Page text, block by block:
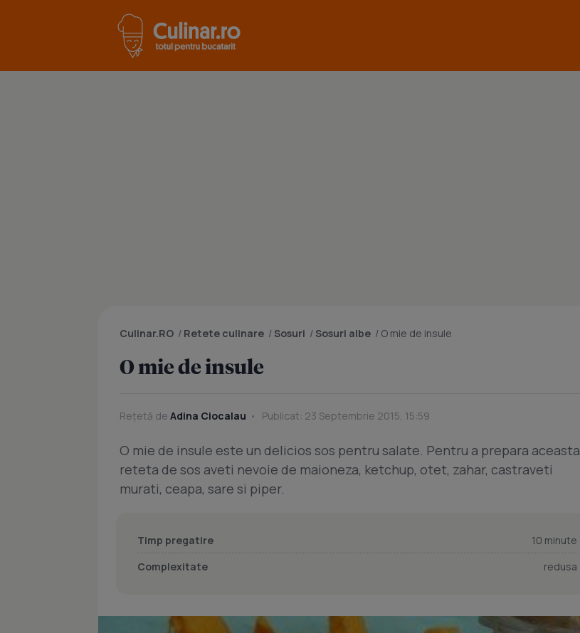
Culinar.RO / Retete culinare / Sosuri / Sosuri albe / O mie de insule
O mie de insule
Rețetă de Adina Ciocalau Publicat: 23 Septembrie 2015, 15:59
O mie de insule este un delicios sos pentru salate. Pentru a prepara aceasta
reteta de sos aveti nevoie de maioneza, ketchup, otet, zahar, castraveti
murati, ceapa, sare si piper.
Timp pregatire
10 minute
Complexitate
redusa